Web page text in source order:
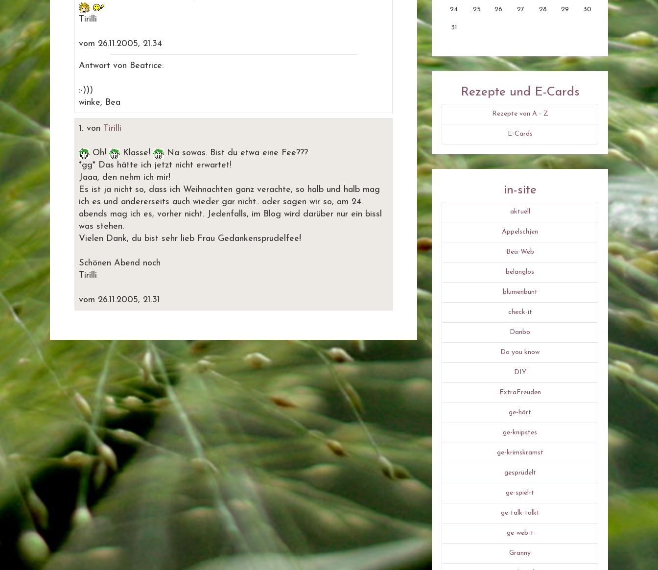
Tirilli
vom 26.11.2005, 21.34
Antwort von Beatrice:
:-)))
winke, Bea
1. von Tirilli
Oh! Klasse!
Na sowas. Bist du etwa eine Fee???
*gg* Das hätte ich jetzt nicht erwartet!
Jaaa, den nehm ich mir!
Es ist ja nicht so, dass ich Weihnachten ganz verachte, so halb und halb mag
ich es und andererseits auch wieder gar nicht.. oder sagen wir so, am 24.
abends mag ich es, vorher nicht. Jedenfalls, im Blog wird darüber nur ein bissl
was stehen.
Vielen Dank, du bist sehr lieb Frau Gedankensprudelfee!
Schönen Abend noch
Tirilli
vom 26.11.2005, 21.31
24 25 26 27 28 29 30
31
Rezepte und E-Cards
Rezepte von A - Z
E-Cards
in-site
aktuell
Äppelschjen
Bea-Web
belanglos
blumenbunt
check-it
Danbo
Do you know
DIY
ExtraFreuden
ge-hört
ge-knipstes
ge-krimskramst
gesprudelt
ge-spiel-t
ge-talk-talkt
ge-web-t
Granny